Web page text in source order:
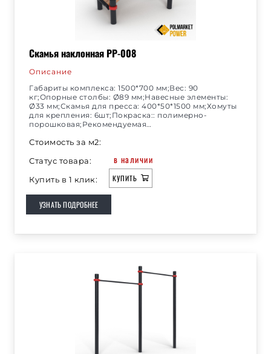
Скамья наклонная РР-008
Описание
Габариты комплекса: 1500*700 мм;Вес: 90
кг;Опорные столбы: Ø89 мм;Навесные элементы:
Ø33 мм;Скамья для пресса: 400*50*1500 мм;Хомуты
для крепления: 6шт;Покраска:: полимерно-
порошковая;Рекомендуемая…
Стоимость за м2:
Статус товара:
в наличии
Купить в 1 клик: КУПИТЬ
УЗНАТЬ ПОДРОБНЕЕ